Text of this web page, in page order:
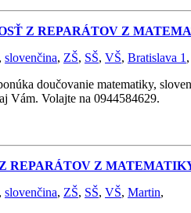
Z REPARÁTOV Z
, slovenčina, ZŠ, SŠ, VŠ, Bratislava 1 ,
doučovanie matematiky,
Vám. Volajte na 0944584629.
REPARÁTOV Z
, slovenčina, ZŠ, SŠ, VŠ, Martin,